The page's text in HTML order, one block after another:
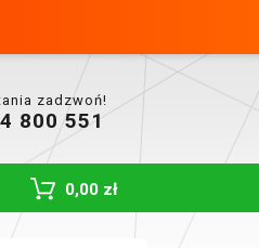
zadzwoń!
800 551
0,00 zł
Toggle Dropdown